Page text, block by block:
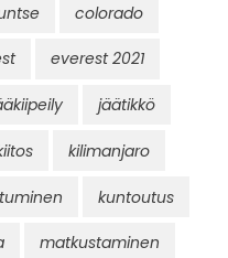
colorado
everest 2021
jäätikkö
kilimanjaro
kuntoutus
matkustaminen